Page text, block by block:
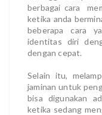
berbagai cara
ketika anda
beberapa cara
identitas diri
dengan cepat.
Selain itu,
jaminan untuk
bisa digunakan
ketika sedang